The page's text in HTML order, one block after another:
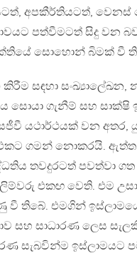
අපකීර්තියටත්, වෙනස්
පත්වීමටත් සිදු වන
සොහොන් බිමක් වී
සඳහා සංඛ්‍යාලේඛන,
සොයා ගැනීම් සහ සාක්ෂි
යථාර්ථයක් වන අතර,
ගමන් නොකරයි. ඇත්ත
තවදුරටත් පවත්වා
එකඟ වෙති. එම
වී තිබේ. එමගින්
සහ සාධාරණ ලෙස
සැබවින්ම ඉස්ලාමයට